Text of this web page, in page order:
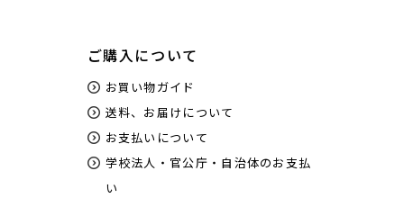
ご購入について
お買い物ガイド
送料、お届けについて
お支払いについて
学校法人・官公庁・自治体のお支払
い